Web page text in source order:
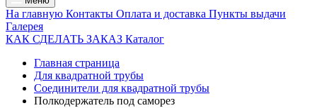
На главную Контакты Оплата и доставка Пункты выдачи
Галерея
КАК СДЕЛАТЬ ЗАКАЗ Каталог
Главная страница
Для квадратной трубы
Соединители для квадратной трубы
Полкодержатель под саморез